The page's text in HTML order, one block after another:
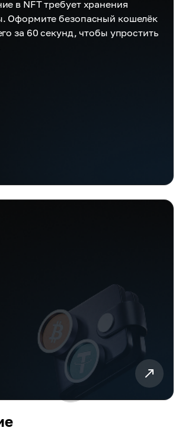
в NFT требует хранения
Оформите безопасный кошелёк
за 60 секунд, чтобы упростить